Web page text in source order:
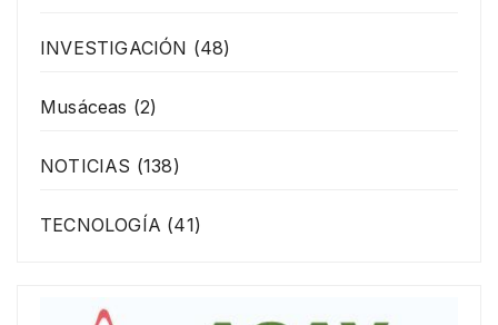
INVESTIGACIÓN (48)
Musáceas (2)
NOTICIAS (138)
TECNOLOGÍA (41)